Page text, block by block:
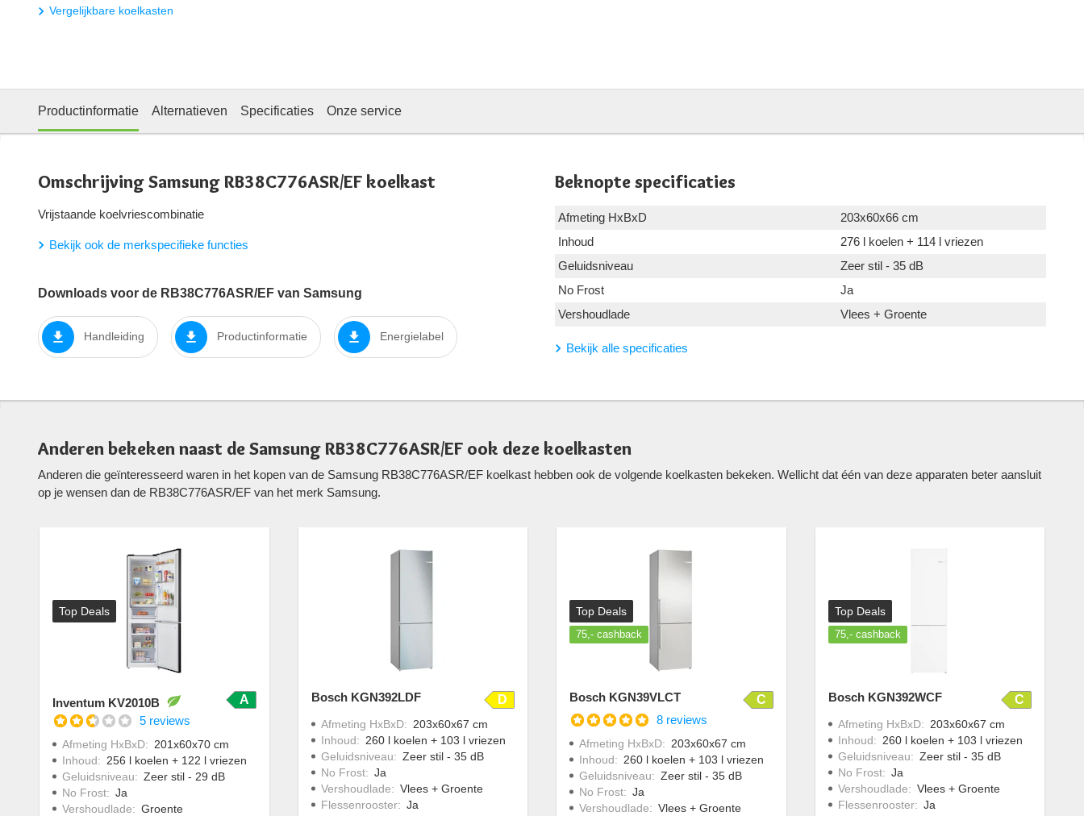
Vergelijkbare koelkasten
Productinformatie Alternatieven Specificaties Onze service
Omschrijving Samsung RB38C776ASR/EF koelkast
Vrijstaande koelvriescombinatie
Bekijk ook de merkspecifieke functies
Downloads voor de RB38C776ASR/EF van Samsung
Handleiding Productinformatie Energielabel
Beknopte specificaties
Afmeting HxBxD
203x60x66 cm
Inhoud
276 l koelen + 114 l vriezen
Geluidsniveau
Zeer stil - 35 dB
No Frost
Ja
Vershoudlade
Vlees + Groente
Bekijk alle specificaties
Anderen bekeken naast de Samsung RB38C776ASR/EF ook deze koelkasten
Anderen die geïnteresseerd waren in het kopen van de Samsung RB38C776ASR/EF koelkast hebben ook de volgende koelkasten bekeken. Wellicht dat één van deze apparaten beter aansluit
op je wensen dan de RB38C776ASR/EF van het merk Samsung.
Top Deals
Inventum KV2010B
A
5 reviews
Afmeting HxBxD: 201x60x70 cm
Inhoud: 256 l koelen + 122 l vriezen
Geluidsniveau: Zeer stil - 29 dB
No Frost: Ja
Vershoudlade: Groente
Bosch KGN392LDF D
Afmeting HxBxD: 203x60x67 cm
Inhoud: 260 l koelen + 103 l vriezen
Geluidsniveau: Zeer stil - 35 dB
No Frost: Ja
Vershoudlade: Vlees + Groente
Flessenrooster: Ja
Top Deals
75,- cashback
Bosch KGN39VLCT
C
8 reviews
Afmeting HxBxD: 203x60x67 cm
Inhoud: 260 l koelen + 103 l vriezen
Geluidsniveau: Zeer stil - 35 dB
No Frost: Ja
Vershoudlade: Vlees + Groente
Top Deals
75,- cashback
Bosch KGN392WCF C
Afmeting HxBxD: 203x60x67 cm
Inhoud: 260 l koelen + 103 l vriezen
Geluidsniveau: Zeer stil - 35 dB
No Frost: Ja
Vershoudlade: Vlees + Groente
Flessenrooster: Ja